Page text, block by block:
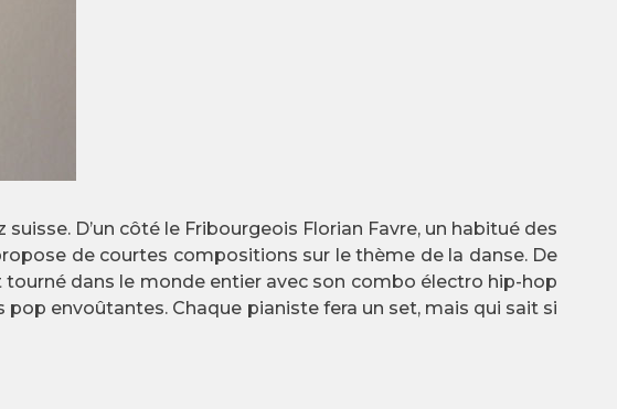
D’un côté le Fribourgeois Florian Favre, un habitué des
de courtes compositions sur le thème de la danse. De
tourné dans le monde entier avec son combo électro hip-hop
envoûtantes. Chaque pianiste fera un set, mais qui sait si